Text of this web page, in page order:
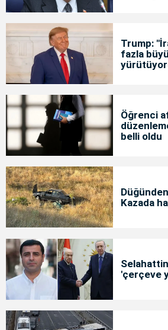
Trump:
fazla
Öğrenci
belli oldu
Kazada
'çerçeve